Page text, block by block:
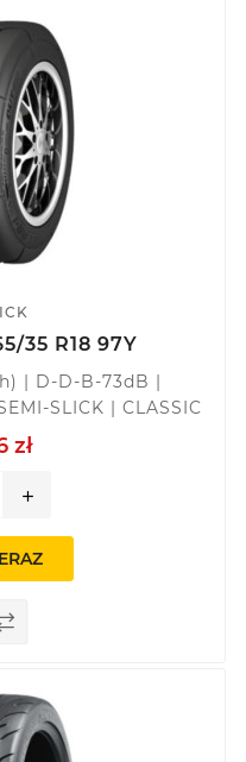
35 R18 97Y
| D-D-B-73dB |
SLICK | CLASSIC
zł
add